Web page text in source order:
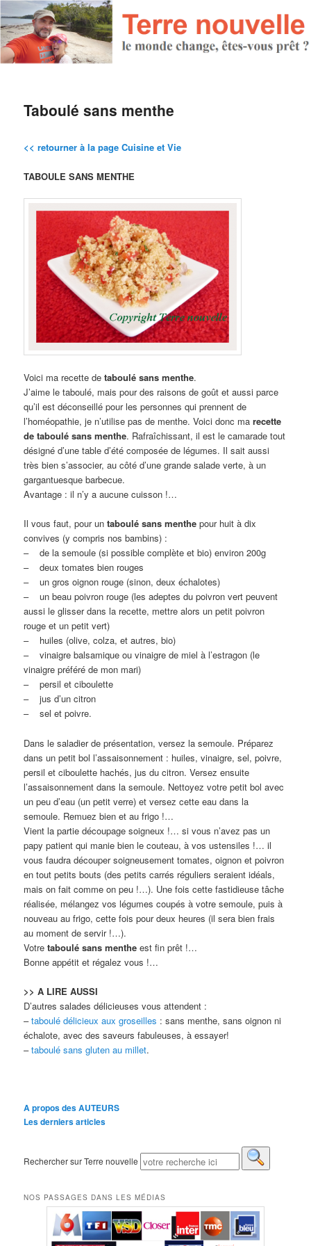
Taboulé sans menthe
<< retourner à la page Cuisine et Vie
TABOULE SANS MENTHE
Voici ma recette detaboulé sans menthe.
J’aime le taboulé, mais pour des raisons de goût et aussi parce
qu’il est déconseillé pour les personnes qui prennent de
l’homéopathie, je n’utilise pas de menthe. Voici donc ma recette
de taboulé sans menthe. Rafraîchissant, il est le camarade tout
désigné d’une table d’été composée de légumes. Il sait aussi
très bien s’associer, au côté d’une grande salade verte, à un
gargantuesque barbecue.
Avantage : il n’y a aucune cuisson !…
Il vous faut, pour untaboulé sans menthe pour huit à dix
convives (y compris nos bambins) :
– de la semoule (si possible complète et bio) environ 200g
– deux tomates bien rouges
– un gros oignon rouge (sinon, deux échalotes)
– un beau poivron rouge (les adeptes du poivron vert peuvent
aussi le glisser dans la recette, mettre alors un petit poivron
rouge et un petit vert)
– huiles (olive, colza, et autres, bio)
– vinaigre balsamique ou vinaigre de miel à l’estragon (le
vinaigre préféré de mon mari)
– persil et ciboulette
– jus d’un citron
– sel et poivre.
Dans le saladier de présentation, versez la semoule. Préparez
dans un petit bol l’assaisonnement : huiles, vinaigre, sel, poivre,
persil et ciboulette hachés, jus du citron. Versez ensuite
l’assaisonnement dans la semoule. Nettoyez votre petit bol avec
un peu d’eau (un petit verre) et versez cette eau dans la
semoule. Remuez bien et au frigo !…
Vient la partie découpage soigneux !… si vous n’avez pas un
papy patient qui manie bien le couteau, à vos ustensiles !… il
vous faudra découper soigneusement tomates, oignon et poivron
en tout petits bouts (des petits carrés réguliers seraient idéals,
mais on fait comme on peu !…). Une fois cette fastidieuse tâche
réalisée, mélangez vos légumes coupés à votre semoule, puis à
nouveau au frigo, cette fois pour deux heures (il sera bien frais
au moment de servir !…).
Votretaboulé sans menthe est fin prêt !…
Bonne appétit et régalez vous !…
>> A LIRE AUSSI
D’autres salades délicieuses vous attendent :
–taboulé délicieux aux groseilles : sans menthe, sans oignon ni
échalote, avec des saveurs fabuleuses, à essayer!
–taboulé sans gluten au millet.
A propos des AUTEURS
Les derniers articles
Rechercher sur Terre nouvelle
NOS PASSAGES DANS LES MÉDIAS